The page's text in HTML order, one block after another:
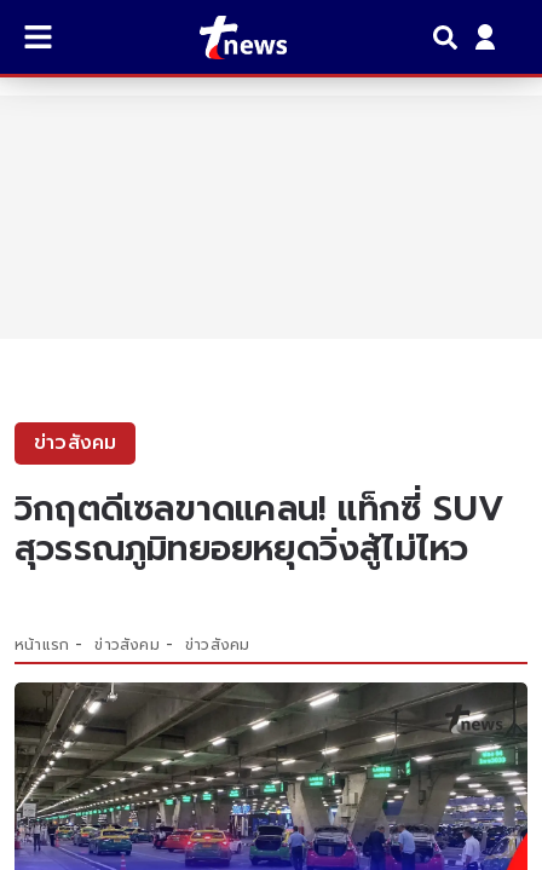
ข่าวสังคม
วิกฤตดีเซลขาดแคลน! แท็กซี่ SUV
สุวรรณภูมิทยอยหยุดวิ่งสู้ไม่ไหว
หน้าแรก ข่าวสังคม ข่าวสังคม